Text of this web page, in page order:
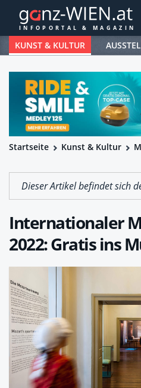
KUNST & KULTUR
Startseite Kunst & Kultur
Dieser Artikel befindet sich
Internationaler
2022: Gratis ins